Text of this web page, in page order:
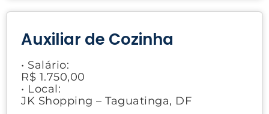
Auxiliar de Cozinha
• Salário:
R$ 1.750,00
• Local:
JK Shopping – Taguatinga, DF